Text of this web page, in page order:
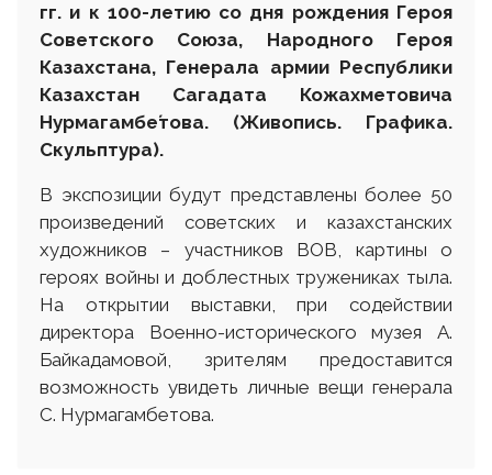
гг. и к 100-летию со дня рождения Героя
Советского Союза, Народного Героя
Казахстана, Генерала армии Республики
Казахстан Сагадата Кожахметовича
Нурмагамбе́това.
(Живопись. Графика.
Скульптура).
В экспозиции будут представлены более 50
произведений советских и казахстанских
художников – участников ВОВ, картины о
героях войны и доблестных тружениках тыла.
На открытии выставки, при содействии
директора Военно-исторического музея А.
Байкадамовой, зрителям предоставится
возможность увидеть личные вещи генерала
С. Нурмагамбетова.